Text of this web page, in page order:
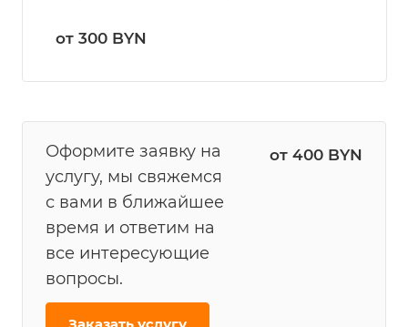
от 300 BYN
Оформите заявку на
услугу, мы свяжемся
с вами в ближайшее
время и ответим на
все интересующие
вопросы.
от 400 BYN
Заказать услугу